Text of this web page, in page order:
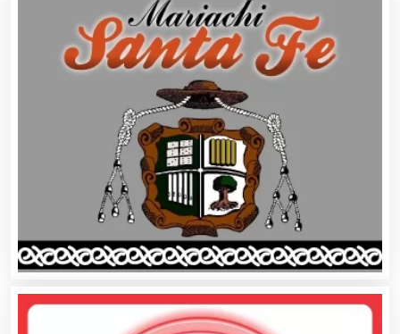
Cibercafés
Clínicas de Belleza
Clínicas de Rehabilitación
Clínicas y Hospitales
Clubes Deportivos